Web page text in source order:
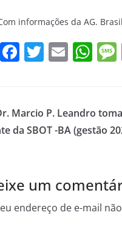
informações da AG.
F
e
b
k
T
er
E
l
W
s
A
Marcio P. Leandro
da SBOT -BA (gestão
um
endereço de e-mail